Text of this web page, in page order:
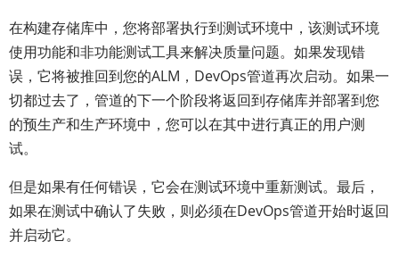
在构建存储库中，您将部署执行到测试环境中，该测试环境
使用功能和非功能测试工具来解决质量问题。如果发现错
误，它将被推回到您的ALM，DevOps管道再次启动。如果一
切都过去了，管道的下一个阶段将返回到存储库并部署到您
的预生产和生产环境中，您可以在其中进行真正的用户测
试。
但是如果有任何错误，它会在测试环境中重新测试。最后，
如果在测试中确认了失败，则必须在DevOps管道开始时返回
并启动它。